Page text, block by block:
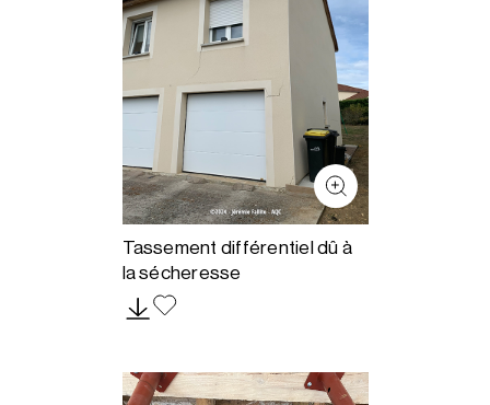
Tassement différentiel dû à
la sécheresse